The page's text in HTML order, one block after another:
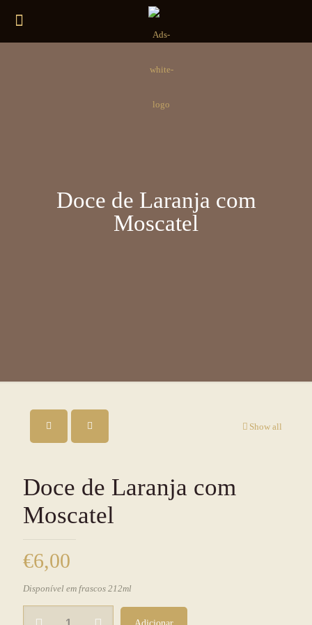
Doce de Laranja com
Moscatel
Show all
Doce de Laranja com
Moscatel
€6,00
Disponível em frascos 212ml